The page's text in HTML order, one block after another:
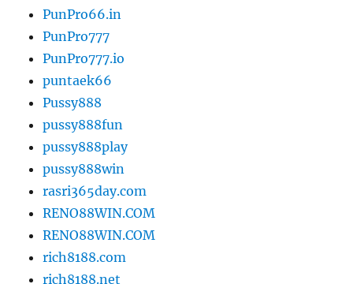
PunPro66.in
PunPro777
PunPro777.io
puntaek66
Pussy888
pussy888fun
pussy888play
pussy888win
rasri365day.com
RENO88WIN.COM
RENO88WIN.COM
rich8188.com
rich8188.net